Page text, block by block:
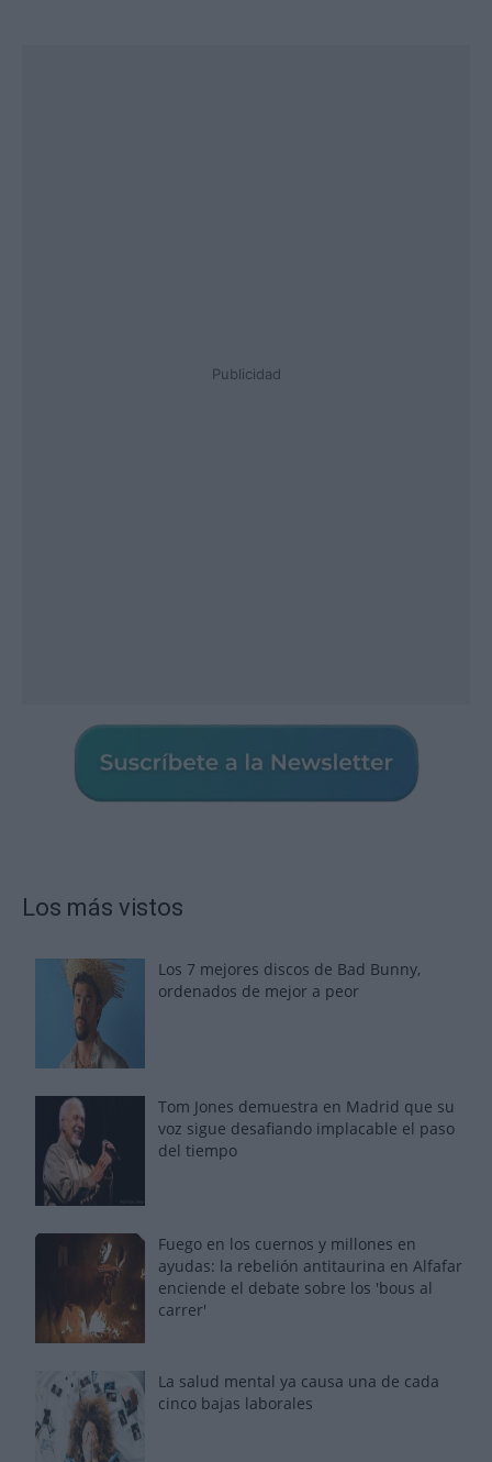
Publicidad
Los más vistos
Los 7 mejores discos de Bad Bunny,
ordenados de mejor a peor
Tom Jones demuestra en Madrid que su
voz sigue desafiando implacable el paso
del tiempo
Fuego en los cuernos y millones en
ayudas: la rebelión antitaurina en Alfafar
enciende el debate sobre los 'bous al
carrer'
La salud mental ya causa una de cada
cinco bajas laborales